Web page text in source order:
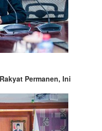
Permanen, Ini